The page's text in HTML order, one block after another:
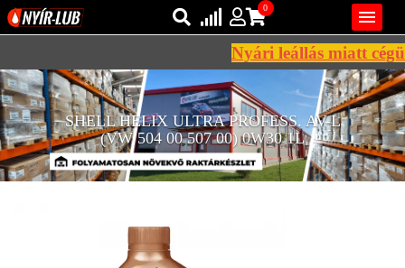
REGISZTRÁCIÓ

Bejelentkezés
Regisztráció
0
AZ ÖN KOSARA ÜRES
Nyári leállás miatt
SHELL HELIX ULTRA PROFESS. AV-L
(VW 504 00 507 00) 0W30 1L